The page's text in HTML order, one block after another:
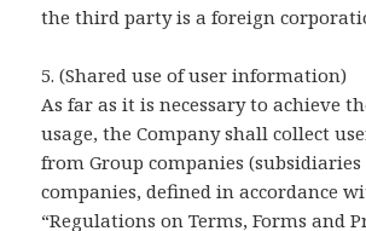
the third party is a foreign
5. (Shared use of user information)
As far as it is necessary to achieve
usage, the Company shall collect
from Group companies
companies, defined in accordance
“Regulations on Terms, Forms and